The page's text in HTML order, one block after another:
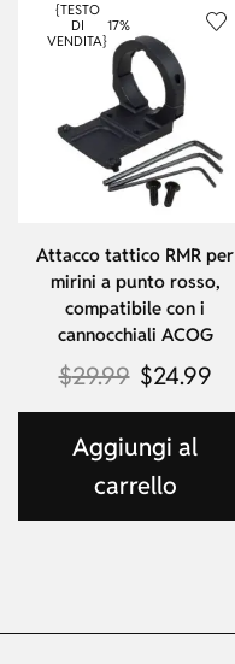
{TESTO
DI
VENDITA}
17%
Attacco tattico RMR per
mirini a punto rosso,
compatibile con i
cannocchiali ACOG
$29.99 $24.99
Aggiungi al
carrello